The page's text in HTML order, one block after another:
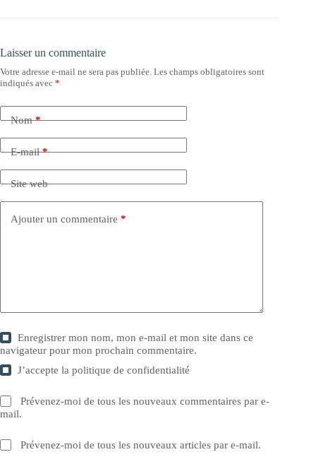
Laisser un commentaire
Votre adresse e-mail ne sera pas publiée. Les champs obligatoires sont
indiqués avec *
Nom*
E-mail*
Site web
Ajouter un commentaire *
Enregistrer mon nom, mon e-mail et mon site dans ce
navigateur pour mon prochain commentaire.
J’accepte lapolitique de confidentialité
Prévenez-moi de tous les nouveaux commentaires par e-
mail.
Prévenez-moi de tous les nouveaux articles par e-mail.